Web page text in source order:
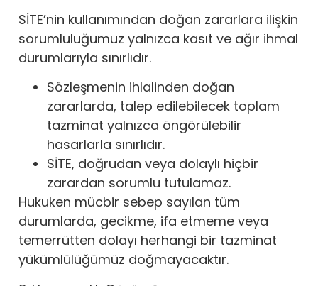
SİTE’nin kullanımından doğan zararlara ilişkin
sorumluluğumuz yalnızca kasıt ve ağır ihmal
durumlarıyla sınırlıdır.
Sözleşmenin ihlalinden doğan
zararlarda, talep edilebilecek toplam
tazminat yalnızca öngörülebilir
hasarlarla sınırlıdır.
SİTE, doğrudan veya dolaylı hiçbir
zarardan sorumlu tutulamaz.
Hukuken mücbir sebep sayılan tüm
durumlarda, gecikme, ifa etmeme veya
temerrütten dolayı herhangi bir tazminat
yükümlülüğümüz doğmayacaktır.